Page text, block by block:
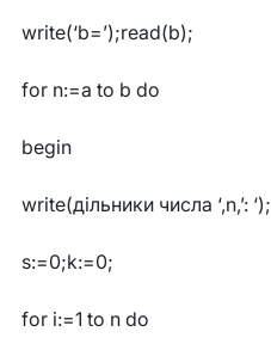
write(‘b=’);read(b);
for n:=a to b do
begin
write(дільники числа ‘,n,’: ‘);
s:=0;k:=0;
for i:=1 to n do